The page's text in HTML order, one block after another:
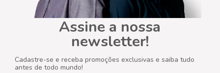
Assine a nossa
newsletter!
Cadastre-se e receba promoções exclusivas e saiba tudo
antes de todo mundo!